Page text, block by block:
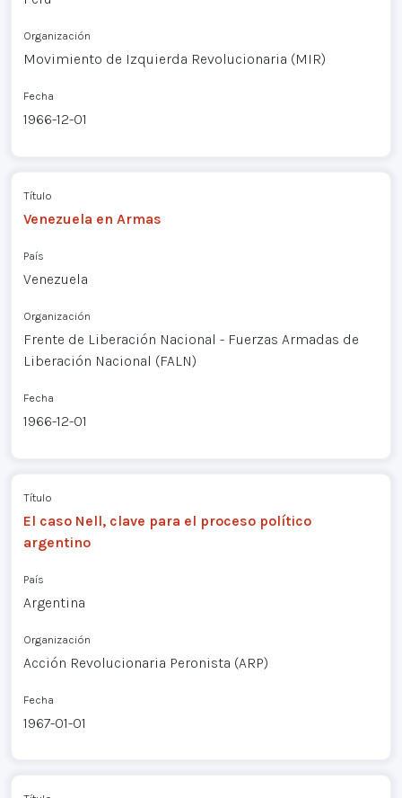
Organización
Movimiento de Izquierda Revolucionaria (MIR)
Fecha
1966-12-01
Título
Venezuela en Armas
País
Venezuela
Organización
Frente de Liberación Nacional - Fuerzas Armadas de
Liberación Nacional (FALN)
Fecha
1966-12-01
Título
El caso Nell, clave para el proceso político
argentino
País
Argentina
Organización
Acción Revolucionaria Peronista (ARP)
Fecha
1967-01-01